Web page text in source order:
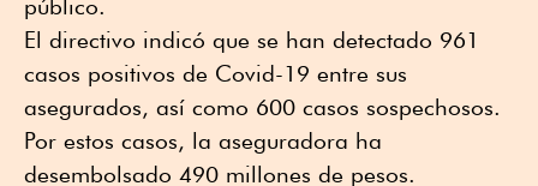
público.
El directivo indicó que se han detectado 961
casos positivos de Covid-19 entre sus
asegurados, así como 600 casos sospechosos.
Por estos casos, la aseguradora ha
desembolsado 490 millones de pesos.